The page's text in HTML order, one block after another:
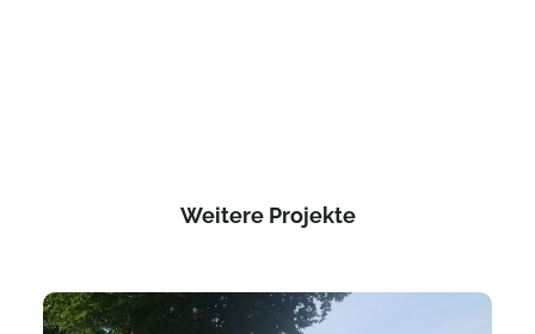
Weitere Projekte